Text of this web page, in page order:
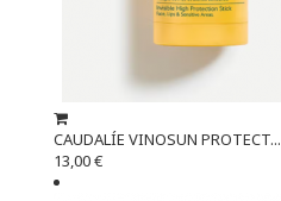
CAUDALÍE VINOSUN PROTECT...
13,00 €